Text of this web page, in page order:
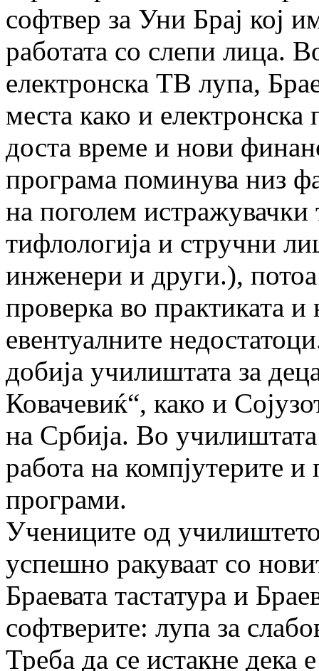
софтвер за Уни Брај кој
работата со слепи лица.
електронска ТВ лупа,
места како и
доста време и нови
програма поминува низ
на поголем истражувачки
тифлологија и стручни
инженери и други.),
проверка во практиката
евентуалните
добија училиштата за
Ковачевиќ“, како и
на Србија. Во
работа на компјутерите
програми.
Учениците од
успешно ракуваат со
Браевата тастатура и
софтверите: лупа за
Треба да се истакне дека